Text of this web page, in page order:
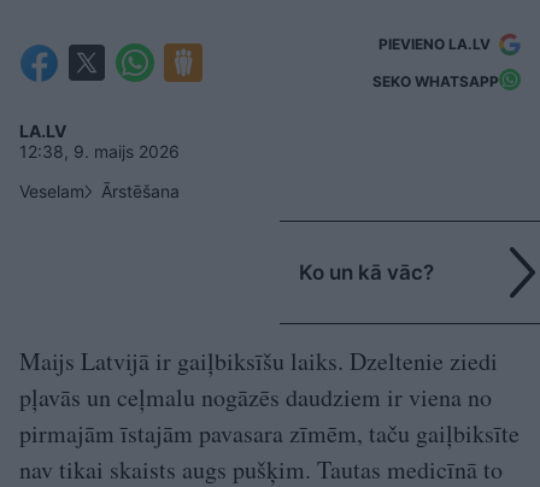
PIEVIENO LA.LV
SEKO WHATSAPP
LA.LV
12:38, 9. maijs 2026
Veselam
Ārstēšana
Ko un kā vāc?
Maijs Latvijā ir gaiļbiksīšu laiks. Dzeltenie ziedi
pļavās un ceļmalu nogāzēs daudziem ir viena no
pirmajām īstajām pavasara zīmēm, taču gaiļbiksīte
nav tikai skaists augs pušķim. Tautas medicīnā to